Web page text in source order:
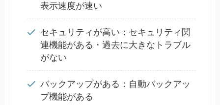
表示速度が速い
セキュリティが高い ：セキュリティ関
連機能がある・過去に大きなトラブル
がない
バックアップがある ：自動バックアッ
プ機能がある